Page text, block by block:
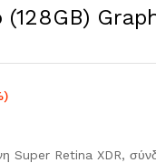
Super Retina XDR,